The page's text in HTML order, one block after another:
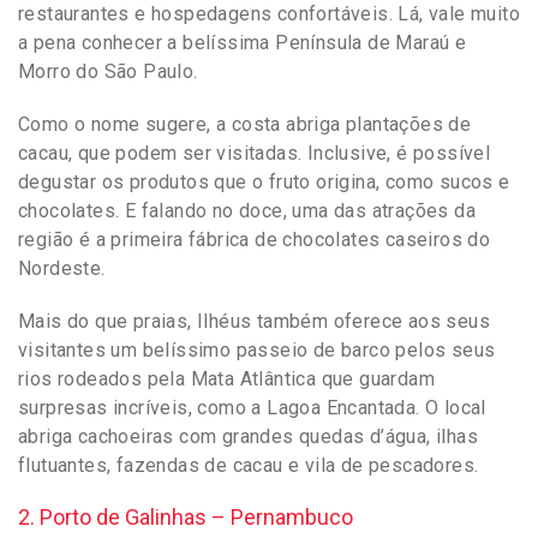
restaurantes e hospedagens confortáveis. Lá, vale muito
a pena conhecer a belíssima Península de Maraú e
Morro do São Paulo.
Como o nome sugere, a costa abriga plantações de
cacau, que podem ser visitadas. Inclusive, é possível
degustar os produtos que o fruto origina, como sucos e
chocolates. E falando no doce, uma das atrações da
região é a primeira fábrica de chocolates caseiros do
Nordeste.
Mais do que praias, Ilhéus também oferece aos seus
visitantes um belíssimo passeio de barco pelos seus
rios rodeados pela Mata Atlântica que guardam
surpresas incríveis, como a Lagoa Encantada. O local
abriga cachoeiras com grandes quedas d’água, ilhas
flutuantes, fazendas de cacau e vila de pescadores.
2. Porto de Galinhas – Pernambuco